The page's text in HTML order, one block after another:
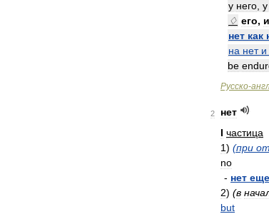
у него у
♢ его,
нет как
на нет и
be
Русско-
2
нет
I частица
1) (при
no
- нет еще
2) (в
but